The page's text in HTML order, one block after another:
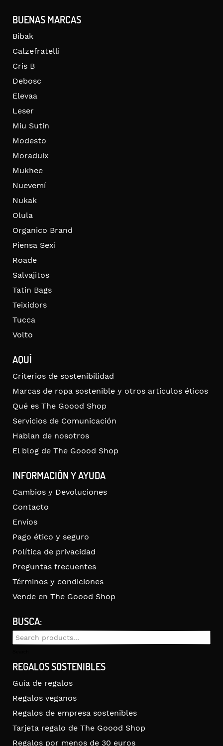
BUENAS MARCAS
Bibak
Calzefratelli
Cris B
Debosc
Elevaa
Leser
Miu Sutin
Modesto
Moraduix
Mukhee
Nuevemí
Nukak
Olula
Organico Brand
Piensa Sexi
Roade
Salvajitos
Tatin Bags
Teixidors
Tucca
Volto
AQUÍ
Criterios de sostenibilidad
Marcas de ropa sostenible y otros artículos éticos
Qué es The Goood Shop
Servicios de Comunicación
Hablan de nosotros
El blog de The Goood Shop
INFORMACIÓN Y AYUDA
Cambios y Devoluciones
Contacto
Envíos
Pago ético y seguro
Política de privacidad
Preguntas frecuentes
Términos y condiciones
Vende en The Goood Shop
BUSCA:
Search
REGALOS SOSTENIBLES
Guía de regalos
Regalos veganos
Regalos de empresa sostenibles
Tarjeta regalo de The Goood Shop
Regalos por menos de 30 euros